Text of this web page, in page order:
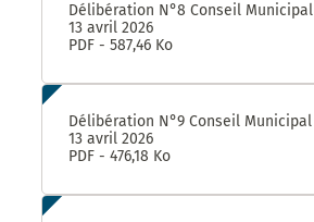
Délibération N°8 Conseil Municipal
13 avril 2026
PDF - 587,46 Ko
Délibération N°9 Conseil Municipal
13 avril 2026
PDF - 476,18 Ko